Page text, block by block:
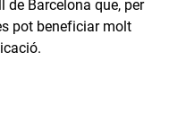
de Barcelona que, per
pot beneficiar molt